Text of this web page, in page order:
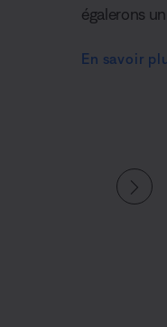
égalerons
En savoir